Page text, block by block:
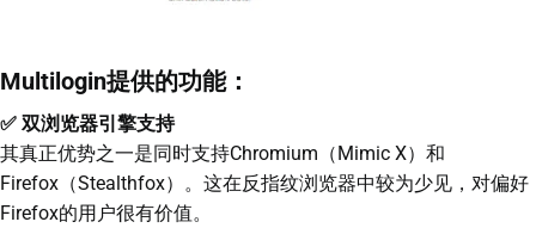
Multilogin提供的功能：
✅ 双浏览器引擎支持
其真正优势之一是同时支持Chromium（Mimic X）和
Firefox（Stealthfox）。这在反指纹浏览器中较为少见，对偏好
Firefox的用户很有价值。